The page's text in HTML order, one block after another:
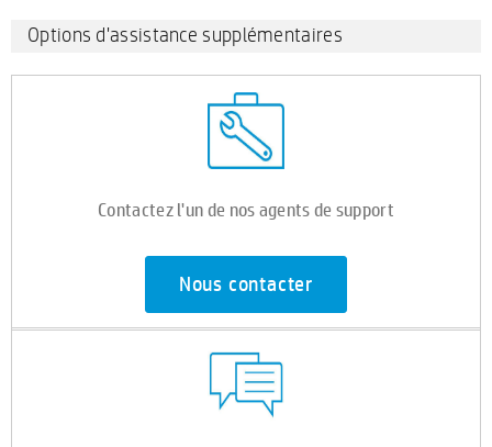
Options d'assistance supplémentaires
Contactez l'un de nos agents de support
Nous contacter